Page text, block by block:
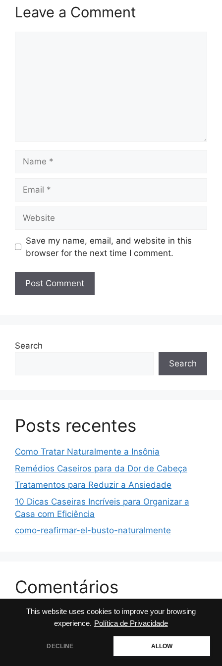
This website uses cookies to improve your browsing
experience. Política de Privacidade
DECLINE ALLOW
Leave a Comment
Save my name, email, and website in this
browser for the next time I comment.
Search
Search
Posts recentes
Como Tratar Naturalmente a Insônia
Remédios Caseiros para da Dor de Cabeça
Tratamentos para Reduzir a Ansiedade
10 Dicas Caseiras Incríveis para Organizar a
Casa com Eficiência
como-reafirmar-el-busto-naturalmente
Comentários
No comments to show.
• Built withGeneratePress